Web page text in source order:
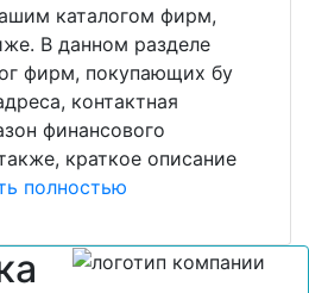
каталогом фирм,
В данном разделе
фирм, покупающих бу
контактная
финансового
краткое описание
полностью